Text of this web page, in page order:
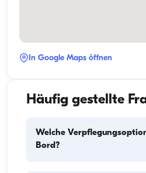
In Google Maps öffnen
Häufig gestellte
Welche
Bord?